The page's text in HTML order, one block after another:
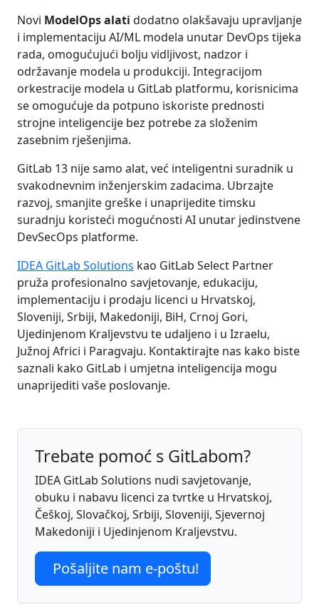
Novi ModelOps alati dodatno olakšavaju upravljanje
i implementaciju AI/ML modela unutar DevOps tijeka
rada, omogućujući bolju vidljivost, nadzor i
održavanje modela u produkciji. Integracijom
orkestracije modela u GitLab platformu, korisnicima
se omogućuje da potpuno iskoriste prednosti
strojne inteligencije bez potrebe za složenim
zasebnim rješenjima.
GitLab 13 nije samo alat, već inteligentni suradnik u
svakodnevnim inženjerskim zadacima. Ubrzajte
razvoj, smanjite greške i unaprijedite timsku
suradnju koristeći mogućnosti AI unutar jedinstvene
DevSecOps platforme.
IDEA GitLab Solutions kao GitLab Select Partner
pruža profesionalno savjetovanje, edukaciju,
implementaciju i prodaju licenci u Hrvatskoj,
Sloveniji, Srbiji, Makedoniji, BiH, Crnoj Gori,
Ujedinjenom Kraljevstvu te udaljeno i u Izraelu,
Južnoj Africi i Paragvaju. Kontaktirajte nas kako biste
saznali kako GitLab i umjetna inteligencija mogu
unaprijediti vaše poslovanje.
Trebate pomoć s GitLabom?
IDEA GitLab Solutions nudi savjetovanje,
obuku i nabavu licenci za tvrtke u Hrvatskoj,
Češkoj, Slovačkoj, Srbiji, Sloveniji, Sjevernoj
Makedoniji i Ujedinjenom Kraljevstvu.
Pošaljite nam e-poštu!